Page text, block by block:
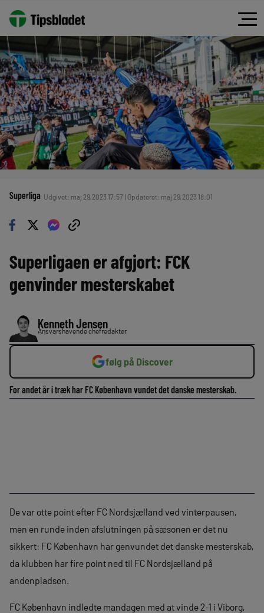
Superliga Udgivet: maj 29, 2023 17:57 | Opdateret: maj 29, 2023 18:01
Superligaen er afgjort: FCK
genvinder mesterskabet
Kenneth Jensen
Ansvarshavende chefredaktør
følg på Discover
For andet år i træk har FC København vundet det danske mesterskab.
De var otte point efter FC Nordsjælland ved vinterpausen,
men en runde inden afslutningen på sæsonen er det nu
sikkert: FC København har genvundet det danske mesterskab,
da klubben har fire point ned til FC Nordsjælland på
andenpladsen.
FC København indledte mandagen med at vinde 2-1 i Viborg,